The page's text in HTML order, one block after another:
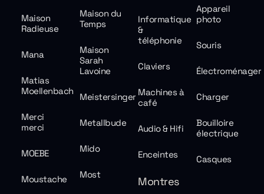
Maison du
Temps
Maison
Radieuse
Maison
Sarah
Lavoine
Mana
Matias
Moellenbach
Meistersinger
Merci
merci
Metallbude
Mido
MOEBE
Most
Moustache
Appareil
photo
Informatique
&
téléphonie
Souris
Claviers
Électroménager
Machines à
café
Charger
Bouilloire
électrique
Audio & Hifi
Enceintes Casques
Montres